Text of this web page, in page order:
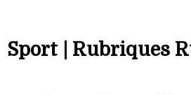
Sport | Rubriques